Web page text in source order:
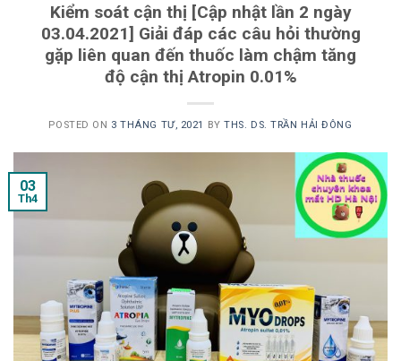
Kiểm soát cận thị [Cập nhật lần 2 ngày
03.04.2021] Giải đáp các câu hỏi thường
gặp liên quan đến thuốc làm chậm tăng
độ cận thị Atropin 0.01%
POSTED ON 3 THÁNG TƯ, 2021 BYTHS. DS. TRẦN HẢI ĐÔNG
03
Th4